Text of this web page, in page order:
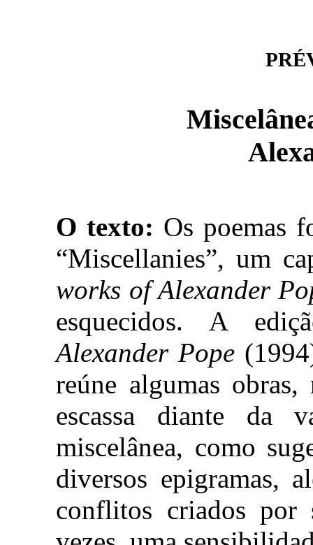
O texto: Os poemas
“Miscellanies”, um
works of Alexander
esquecidos. A
Alexander Pope
reúne algumas
escassa diante da
miscelânea, como
diversos epigramas,
conflitos criados por